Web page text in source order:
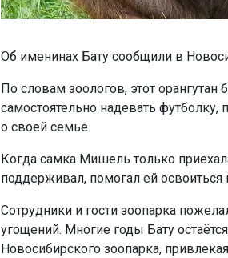
Об именинах Бату сообщили в
По словам зоологов, этот
самостоятельно надевать футболку,
о своей семье.
Когда самка Мишель только
поддерживал, помогал ей
Сотрудники и гости зоопарка
угощений. Многие годы Бату
Новосибирского зоопарка,